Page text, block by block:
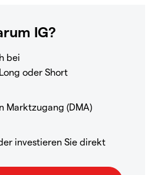
IG?
bei
oder Short
Marktzugang (DMA)
investieren Sie direkt